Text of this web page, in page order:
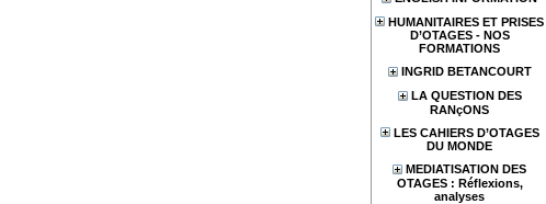
HUMANITAIRES ET PRISES
D’OTAGES - NOS
FORMATIONS
INGRID BETANCOURT
LA QUESTION DES
RANçONS
LES CAHIERS D’OTAGES
DU MONDE
MEDIATISATION DES
OTAGES : Réflexions,
analyses